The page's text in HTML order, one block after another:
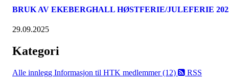
BRUK AV EKEBERGHALL HØSTFERIE/JULEFERIE
29.09.2025
Kategori
Alle innlegg Informasjon til HTK medlemmer (12) RSS